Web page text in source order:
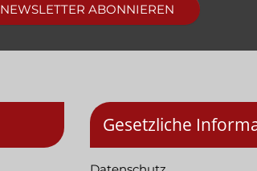
NEWSLETTER ABONNIEREN
Gesetzliche